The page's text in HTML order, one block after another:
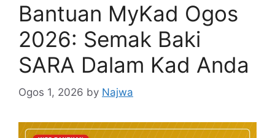
Bantuan MyKad Ogos
2026: Semak Baki
SARA Dalam Kad Anda
Ogos 1, 2026 by Najwa